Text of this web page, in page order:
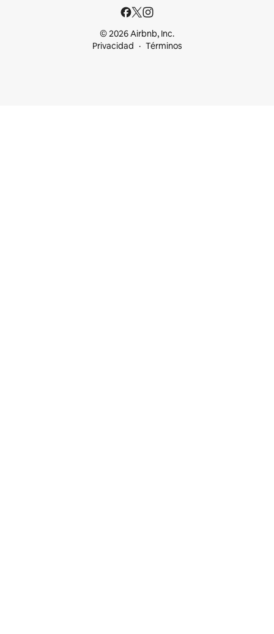
© 2026 Airbnb, Inc.
Privacidad
Términos